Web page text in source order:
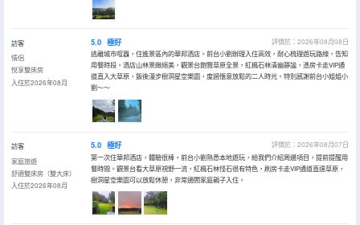
訪客
情侶
悅享雙床房
入住於2026年08月
5.0 極好
評價於：2026年08月08日
逃離城市喧囂，住進景區內的華邦酒店。前台小劉辦理入住高效，耐心梳理遊玩路線，告知
用餐時段。酒店山林景緻絕美，觀景台飽覽草原全景，紅楓石林清幽靜謐，憑房卡走VIP通
道直入大草原，飯後漫步樹洞星空樂園，度過愜意放鬆的二人時光。特別感謝前台小姐姐小
劉～～
訪客
家庭旅遊
舒適雙床房（雙大床）
入住於2026年08月
5.0 極好
評價於：2026年08月07日
第一次住華邦酒店，體驗很棒。前台小劉熟悉本地遊玩，給我們介紹周邊項目，提前提醒用
餐時間。觀景台看大草原視野一流，紅楓石林怪石很有特色，刷房卡走VIP通道直達草原，
樹洞星空樂園可以放鬆休憩，非常適閤家庭親子入住。